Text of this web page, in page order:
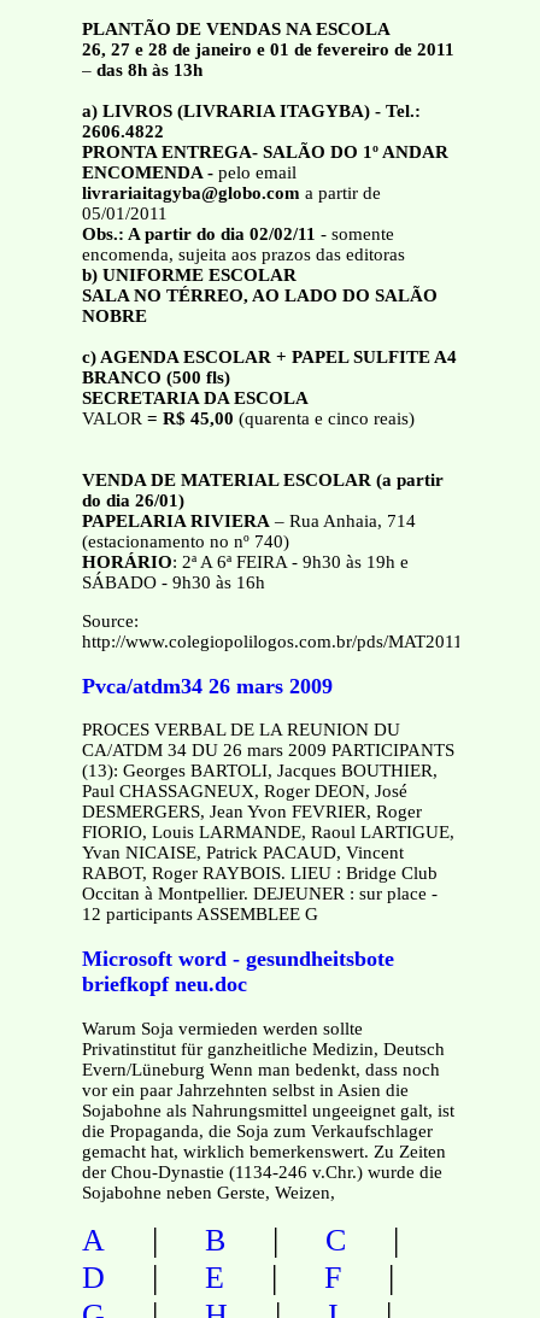
PLANTÃO DE VENDAS NA ESCOLA
26, 27 e 28 de janeiro e 01 de fevereiro de 2011
– das 8h às 13h
a) LIVROS (LIVRARIA ITAGYBA) - Tel.:
2606.4822
PRONTA ENTREGA- SALÃO DO 1º ANDAR
ENCOMENDA -pelo email
livrariaitagyba@globo.com a partir de
05/01/2011
Obs.: A partir do dia 02/02/11 - somente
encomenda, sujeita aos prazos das editoras
b) UNIFORME ESCOLAR
SALA NO TÉRREO, AO LADO DO SALÃO
NOBRE
c) AGENDA ESCOLAR + PAPEL SULFITE A4
BRANCO (500 fls)
SECRETARIA DA ESCOLA
VALOR= R$ 45,00 (quarenta e cinco reais)
VENDA DE MATERIAL ESCOLAR (a partir
do dia 26/01)
PAPELARIA RIVIERA– Rua Anhaia, 714
(estacionamento no nº 740)
HORÁRIO: 2ª A 6ª FEIRA - 9h30 às 19h e
SÁBADO - 9h30 às 16h
Source:
http://www.colegiopolilogos.com.br/pds/MAT2011/
Pvca/atdm34 26 mars 2009
PROCES VERBAL DE LA REUNION DU
CA/ATDM 34 DU 26 mars 2009 PARTICIPANTS
(13): Georges BARTOLI, Jacques BOUTHIER,
Paul CHASSAGNEUX, Roger DEON, José
DESMERGERS, Jean Yvon FEVRIER, Roger
FIORIO, Louis LARMANDE, Raoul LARTIGUE,
Yvan NICAISE, Patrick PACAUD, Vincent
RABOT, Roger RAYBOIS. LIEU : Bridge Club
Occitan à Montpellier. DEJEUNER : sur place -
12 participants ASSEMBLEE G
Microsoft word - gesundheitsbote
briefkopf neu.doc
Warum Soja vermieden werden sollte
Privatinstitut für ganzheitliche Medizin, Deutsch
Evern/Lüneburg Wenn man bedenkt, dass noch
vor ein paar Jahrzehnten selbst in Asien die
Sojabohne als Nahrungsmittel ungeeignet galt, ist
die Propaganda, die Soja zum Verkaufschlager
gemacht hat, wirklich bemerkenswert. Zu Zeiten
der Chou-Dynastie (1134-246 v.Chr.) wurde die
Sojabohne neben Gerste, Weizen,
A | B | C |
D | E | F |